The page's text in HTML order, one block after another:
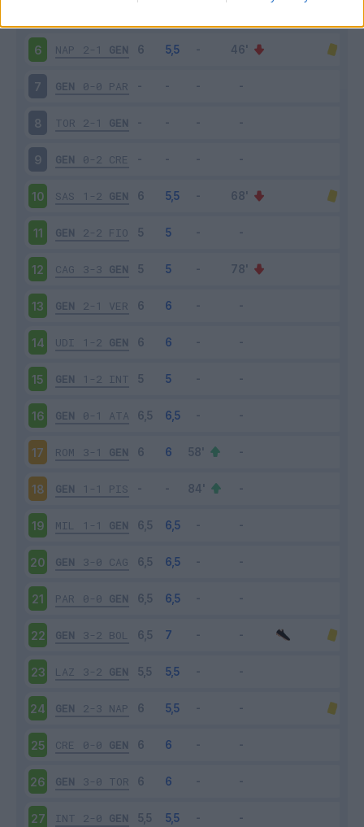
6 NAP 2-1 GEN
7 GEN 0-0 PAR
8 TOR 2-1 GEN
9 GEN 0-2 CRE
10 SAS 1-2 GEN
11 GEN 2-2 FIO
12 CAG 3-3 GEN
13 GEN 2-1 VER
14 UDI 1-2 GEN
15 GEN 1-2 INT
16 GEN 0-1 ATA
17 ROM 3-1 GEN
18 GEN 1-1 PIS
19 MIL 1-1 GEN
20 GEN 3-0 CAG
21 PAR 0-0 GEN
22 GEN 3-2 BOL
23 LAZ 3-2 GEN
24 GEN 2-3 NAP
25 CRE 0-0 GEN
26 GEN 3-0 TOR
27 INT 2-0 GEN